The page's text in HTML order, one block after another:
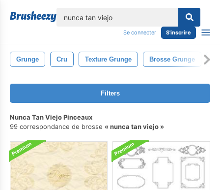
Se connecter S'inscrire
Grunge Cru Texture Grunge Brosse Grunge
Filters
Nunca Tan Viejo Pinceaux
99 correspondance de brosse
nunca tan viejo